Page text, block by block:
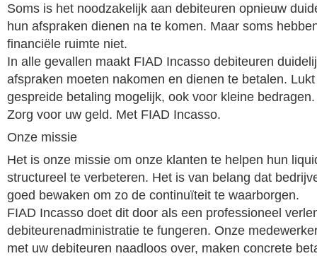
Soms is het noodzakelijk aan debiteuren opnieuw
hun afspraken dienen na te komen. Maar soms
financiële ruimte niet.
In alle gevallen maakt FIAD Incasso debiteuren
afspraken moeten nakomen en dienen te betalen.
gespreide betaling mogelijk, ook voor kleine bedragen.
Zorg voor uw geld. Met FIAD Incasso.
Onze missie
Het is onze missie om onze klanten te helpen hun
structureel te verbeteren. Het is van belang dat
goed bewaken om zo de continuïteit te waarborgen.
FIAD Incasso doet dit door als een professioneel
debiteurenadministratie te fungeren. Onze
met uw debiteuren naadloos over, maken concrete